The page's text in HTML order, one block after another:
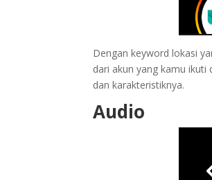
Dengan keyword lokasi
dari akun yang kamu
dan karakteristiknya.
Audio